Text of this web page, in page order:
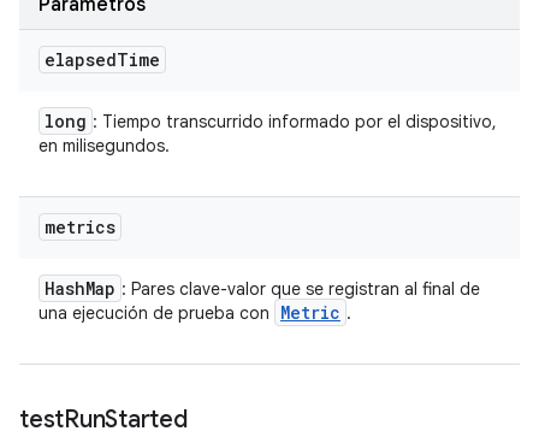
Parámetros
elapsedTime
long : Tiempo transcurrido informado por el dispositivo,
en milisegundos.
metrics
HashMap : Pares clave-valor que se registran al final de
una ejecución de prueba con
Metric .
testRunStarted